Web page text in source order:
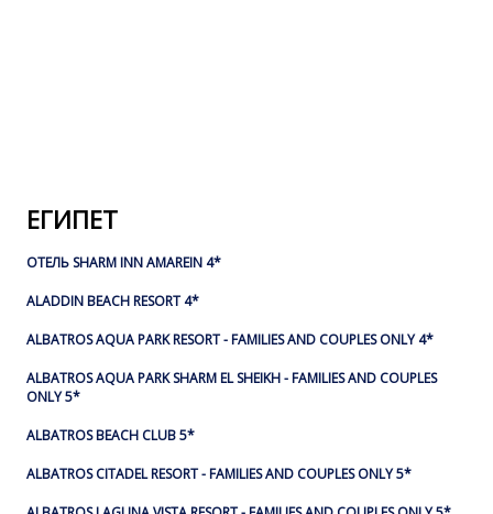
ЕГИПЕТ
ОТЕЛЬ SHARM INN AMAREIN 4*
ALADDIN BEACH RESORT 4*
ALBATROS AQUA PARK RESORT - FAMILIES AND COUPLES ONLY 4*
ALBATROS AQUA PARK SHARM EL SHEIKH - FAMILIES AND COUPLES
ONLY 5*
ALBATROS BEACH CLUB 5*
ALBATROS CITADEL RESORT - FAMILIES AND COUPLES ONLY 5*